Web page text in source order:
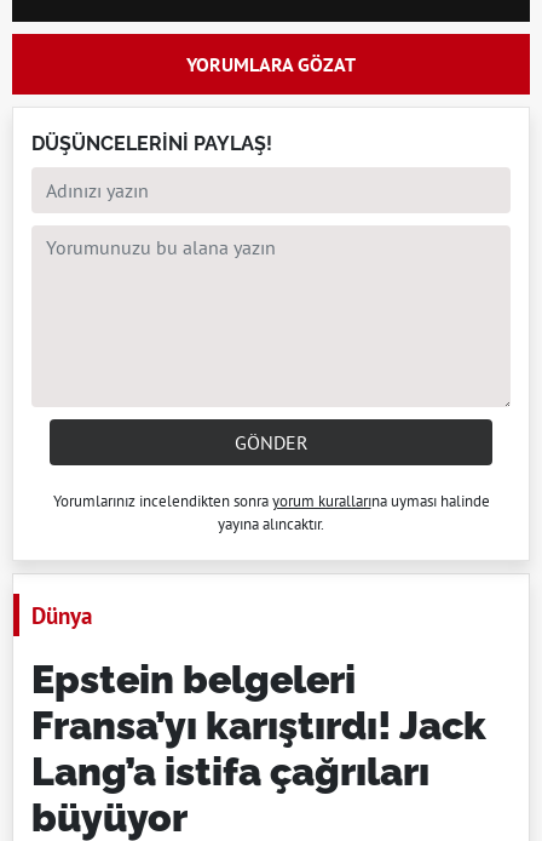
YORUMLARA GÖZAT
DÜŞÜNCELERİNİ PAYLAŞ!
GÖNDER
Yorumlarınız incelendikten sonrayorum kurallarına uyması halinde
yayına alıncaktır.
Dünya
Epstein belgeleri
Fransa’yı karıştırdı! Jack
Lang’a istifa çağrıları
büyüyor